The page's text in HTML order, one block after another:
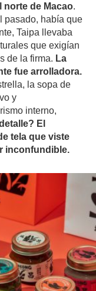
norte de Macao.
pasado, había que
Taipa llevaba
que exigían
de la firma. La
fue arrolladora.
la sopa de
y
interno,
El
tela que viste
inconfundible.